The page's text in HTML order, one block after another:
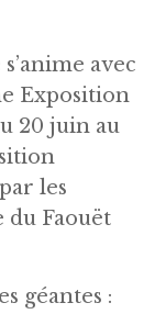
avec
Exposition
20 juin au
les
du Faouët
géantes :